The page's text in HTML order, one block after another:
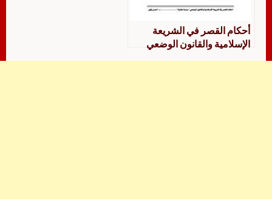
أحكام القصر في الشريعة
الإسلامية والقانون الوضعي